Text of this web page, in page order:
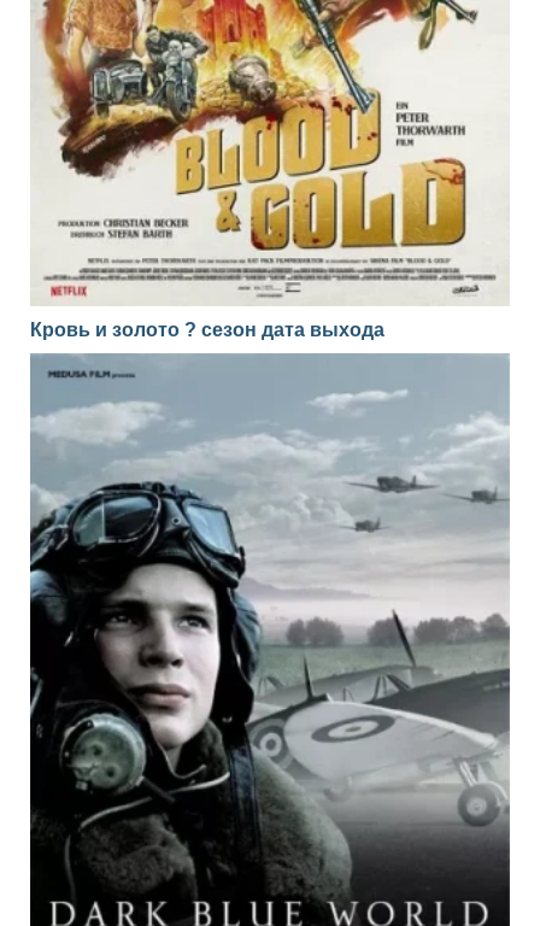
Кровь и золото ? сезон дата выхода